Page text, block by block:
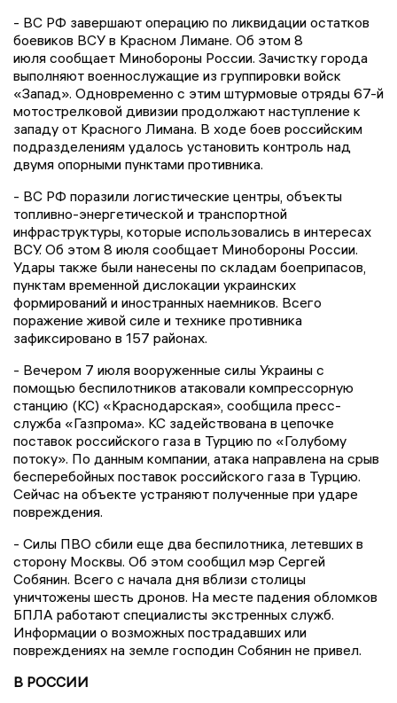
- ВС РФ завершают операцию по ликвидации остатков
боевиков ВСУ в Красном Лимане. Об этом 8
июля сообщает Минобороны России. Зачистку города
выполняют военнослужащие из группировки войск
«Запад». Одновременно с этим штурмовые отряды 67-й
мотострелковой дивизии продолжают наступление к
западу от Красного Лимана. В ходе боев российским
подразделениям удалось установить контроль над
двумя опорными пунктами противника.
- ВС РФ поразили логистические центры, объекты
топливно-энергетической и транспортной
инфраструктуры, которые использовались в интересах
ВСУ. Об этом 8 июля сообщает Минобороны России.
Удары также были нанесены по складам боеприпасов,
пунктам временной дислокации украинских
формирований и иностранных наемников. Всего
поражение живой силе и технике противника
зафиксировано в 157 районах.
- Вечером 7 июля вооруженные силы Украины с
помощью беспилотников атаковали компрессорную
станцию (КС) «Краснодарская», сообщила пресс-
служба «Газпрома». КС задействована в цепочке
поставок российского газа в Турцию по «Голубому
потоку». По данным компании, атака направлена на срыв
бесперебойных поставок российского газа в Турцию.
Сейчас на объекте устраняют полученные при ударе
повреждения.
- Силы ПВО сбили еще два беспилотника, летевших в
сторону Москвы. Об этом сообщил мэр Сергей
Собянин. Всего с начала дня вблизи столицы
уничтожены шесть дронов. На месте падения обломков
БПЛА работают специалисты экстренных служб.
Информации о возможных пострадавших или
повреждениях на земле господин Собянин не привел.
В РОССИИ